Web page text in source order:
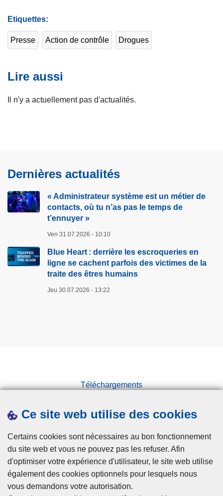
Ce site web utilise des cookies
Certains cookies sont nécessaires au bon fonctionnement
du site web et vous ne pouvez pas les refuser. Afin
d'optimiser votre expérience d'utilisateur, le site web utilise
également des cookies optionnels pour lesquels nous
vous demandons votre autorisation.
Etiquettes
Presse Action de contrôle Drogues
Lire aussi
Il n'y a actuellement pas d'actualités.
Dernières actualités
« Administrateur système est un métier de
contacts, où tu n’as pas le temps de
t’ennuyer »
Ven 31.07.2026 - 10:10
Blue Heart : derrière les escroqueries en
ligne se cachent parfois des victimes de la
traite des êtres humains
Jeu 30.07.2026 - 13:22
Téléchargements
Statistiques
Campagnes